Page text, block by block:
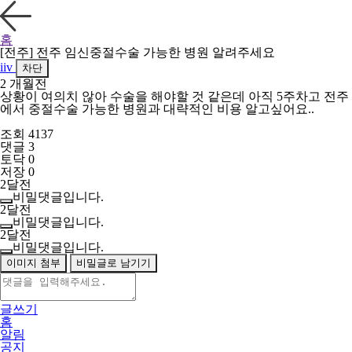
홈
[전주] 전주 임신중절수술 가능한 병원 알려주세요
iiv
차단
2 개월전
상황이 여의치 않아 수술을 해야할 것 같은데 아직 5주차고 전주
에서 중절수술 가능한 병원과 대략적인 비용 알고싶어요..
조회 4137
댓글 3
토닥 0
저장 0
2달전
비밀댓글입니다.
2달전
비밀댓글입니다.
2달전
비밀댓글입니다.
이미지 첨부 비밀글로 남기기
글쓰기
홈
알림
공지